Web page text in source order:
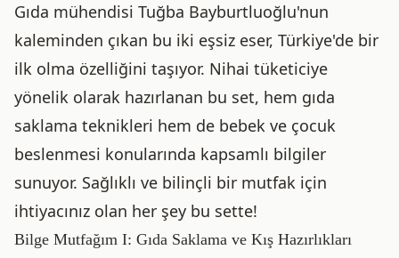
Gıda mühendisi Tuğba Bayburtluoğlu'nun
kaleminden çıkan bu iki eşsiz eser, Türkiye'de bir
ilk olma özelliğini taşıyor. Nihai tüketiciye
yönelik olarak hazırlanan bu set, hem gıda
saklama teknikleri hem de bebek ve çocuk
beslenmesi konularında kapsamlı bilgiler
sunuyor. Sağlıklı ve bilinçli bir mutfak için
ihtiyacınız olan her şey bu sette!
Bilge Mutfağım I: Gıda Saklama ve Kış Hazırlıkları